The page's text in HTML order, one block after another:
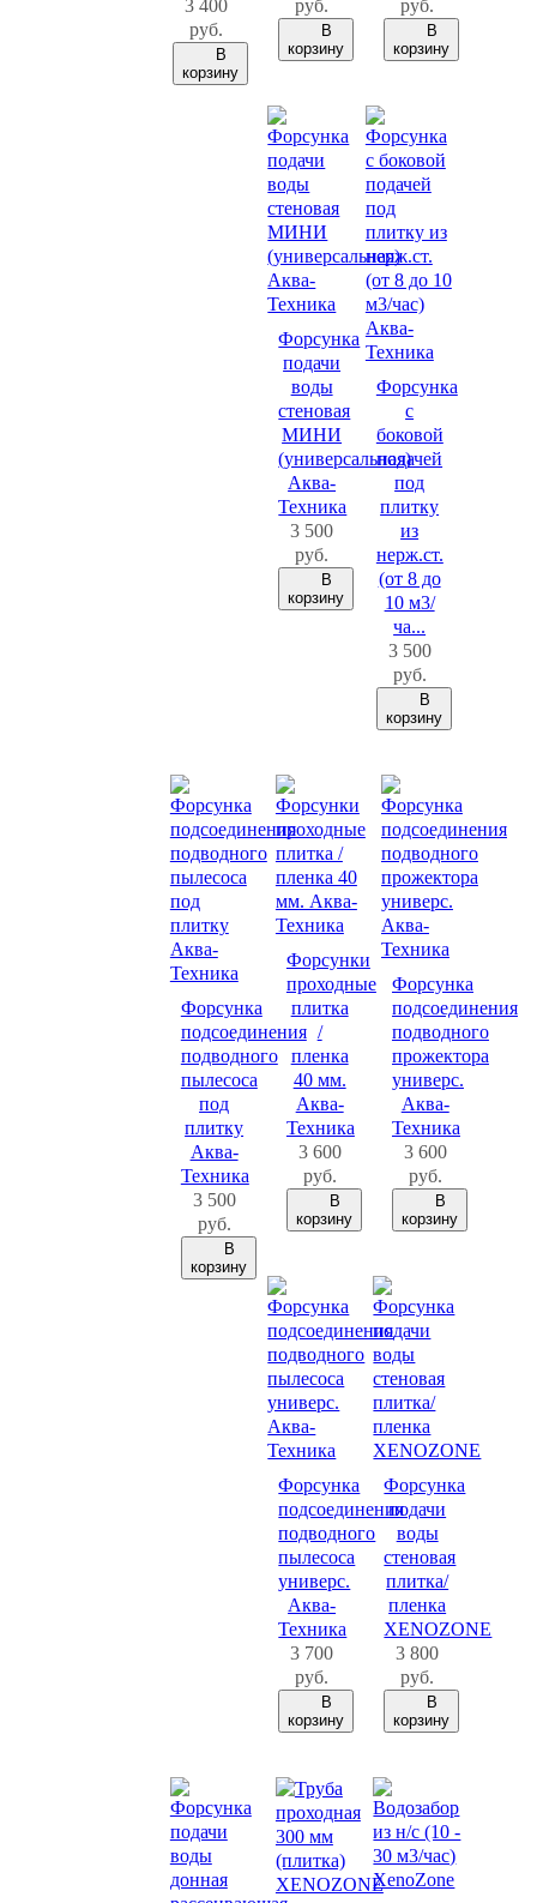
3 400
руб.
В
корзину
руб.
В
корзину
руб.
В
корзину
Форсунка
подачи
воды
стеновая
МИНИ
(универсальная)
Аква-
Техника
3 500
руб.
В
корзину
Форсунка
с
боковой
подачей
под
плитку
из
нерж.ст.
(от 8 до
10 м3/
ча...
3 500
руб.
В
корзину
Форсунка
подсоединения
подводного
пылесоса
под
плитку
Аква-
Техника
3 500
руб.
В
корзину
Форсунки
проходные
плитка
/
пленка
40 мм.
Аква-
Техника
3 600
руб.
В
корзину
Форсунка
подсоединения
подводного
прожектора
универс.
Аква-
Техника
3 600
руб.
В
корзину
Форсунка
подсоединения
подводного
пылесоса
универс.
Аква-
Техника
3 700
руб.
В
корзину
Форсунка
подачи
воды
стеновая
плитка/
пленка
XENOZONE
3 800
руб.
В
корзину